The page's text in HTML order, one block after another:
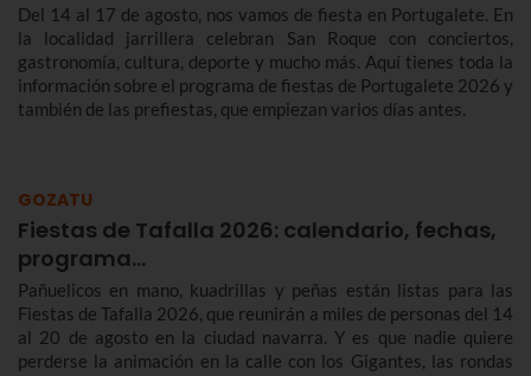
Del 14 al 17 de agosto, nos vamos de fiesta en Portugalete. En
la localidad jarrillera celebran San Roque con conciertos,
gastronomía, cultura, deporte y mucho más. Aquí tienes toda la
información sobre el programa de fiestas de Portugalete 2026 y
también de las prefiestas, que empiezan varios días antes.
GOZATU
Fiestas de Tafalla 2026: calendario, fechas,
programa…
Pañuelicos en mano, kuadrillas y peñas están listas para las
Fiestas de Tafalla 2026, que reunirán a miles de personas del 14
al 20 de agosto en la ciudad navarra. Y es que nadie quiere
perderse la animación en la calle con los Gigantes, las rondas